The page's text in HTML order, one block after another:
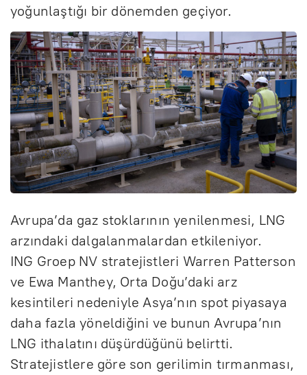
yoğunlaştığı bir dönemden geçiyor.
Avrupa’da gaz stoklarının yenilenmesi, LNG
arzındaki dalgalanmalardan etkileniyor.
ING Groep NV stratejistleri Warren Patterson
ve Ewa Manthey, Orta Doğu’daki arz
kesintileri nedeniyle Asya’nın spot piyasaya
daha fazla yöneldiğini ve bunun Avrupa’nın
LNG ithalatını düşürdüğünü belirtti.
Stratejistlere göre son gerilimin tırmanması,